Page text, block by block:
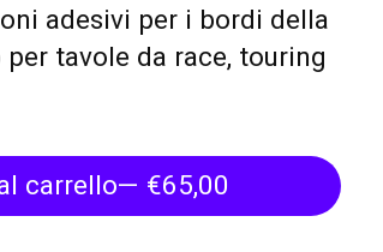
adesivi per i bordi della
tavole da race, touring
carrello
— €65,00